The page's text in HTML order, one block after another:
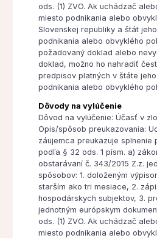
ods. (1) ZVO. Ak uchádzač
miesto podnikania alebo
Slovenskej republiky a štát
podnikania alebo obvyklého
požadovaný doklad alebo
doklad, možno ho nahradiť
predpisov platných v štáte
podnikania alebo obvyklého
Dôvody na vylúčenie
Dôvod na vylúčenie: Účasť v
Opis/spôsob preukazovania:
záujemca preukazuje splnenie
podľa § 32 ods. 1 písm. a)
obstarávaní č. 343/2015 Z.z.
spôsobov: 1. doloženým
starším ako tri mesiace, 2.
hospodárskych subjektov, 3.
jednotným európskym
ods. (1) ZVO. Ak uchádzač
miesto podnikania alebo